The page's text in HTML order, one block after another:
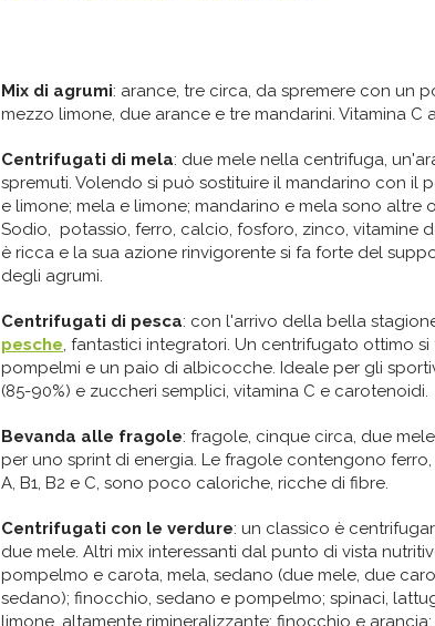
Mix di agrumi: arance, tre circa, da spremere con un
mezzo limone, due arance e tre mandarini. Vitamina C
Centrifugati di mela: due mele nella centrifuga,
spremuti. Volendo si può sostituire il mandarino con il
e limone; mela e limone; mandarino e mela sono altre
Sodio, potassio, ferro, calcio, fosforo, zinco, vitamine
è ricca e la sua azione rinvigorente si fa forte del
degli agrumi.
Centrifugati di pesca: con l'arrivo della bella
pesche, fantastici integratori. Un centrifugato ottimo
pompelmi e un paio di albicocche. Ideale per gli
(85-90%) e zuccheri semplici, vitamina C e carotenoidi.
Bevanda alle fragole: fragole, cinque circa, due
per uno sprint di energia. Le fragole contengono
A, B1, B2 e C, sono poco caloriche, ricche di fibre.
Centrifugati con le verdure: un classico è
due mele. Altri mix interessanti dal punto di vista
pompelmo e carota, mela, sedano (due mele, due
sedano); finocchio, sedano e pompelmo; spinaci,
limone, altamente rimineralizzante; finocchio e